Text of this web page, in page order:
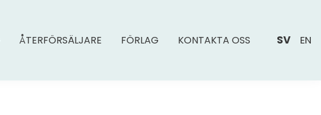
ÅTERFÖRSÄLJARE FÖRLAG KONTAKTA OSS SV EN